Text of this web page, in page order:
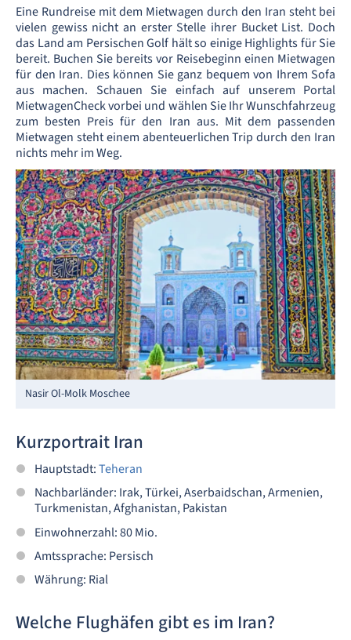
Eine Rundreise mit dem Mietwagen durch den Iran steht bei
vielen gewiss nicht an erster Stelle ihrer Bucket List. Doch
das Land am Persischen Golf hält so einige Highlights für Sie
bereit. Buchen Sie bereits vor Reisebeginn einen Mietwagen
für den Iran. Dies können Sie ganz bequem von Ihrem Sofa
aus machen. Schauen Sie einfach auf unserem Portal
MietwagenCheck vorbei und wählen Sie Ihr Wunschfahrzeug
zum besten Preis für den Iran aus. Mit dem passenden
Mietwagen steht einem abenteuerlichen Trip durch den Iran
nichts mehr im Weg.
Nasir Ol-Molk Moschee
Kurzportrait Iran
Hauptstadt:Teheran
Nachbarländer: Irak, Türkei, Aserbaidschan, Armenien,
Turkmenistan, Afghanistan, Pakistan
Einwohnerzahl: 80 Mio.
Amtssprache: Persisch
Währung: Rial
Welche Flughäfen gibt es im Iran?